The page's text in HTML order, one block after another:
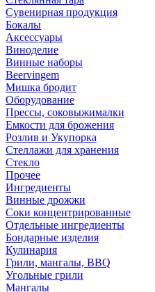
Сувенирная продукция
Бокалы
Аксессуары
Виноделие
Винные наборы
Beervingem
Мишка бродит
Оборудование
Прессы, соковыжималки
Емкости для брожения
Розлив и Укупорка
Стеллажи для хранения
Стекло
Прочее
Ингредиенты
Винные дрожжи
Соки концентрированные
Отдельные ингредиенты
Бондарные изделия
Кулинария
Грили, мангалы, BBQ
Угольные грили
Мангалы